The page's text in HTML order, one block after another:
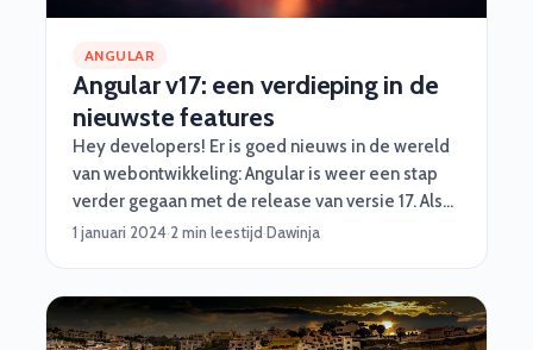
ANGULAR
Angular v17: een verdieping in de
nieuwste features
Hey developers! Er is goed nieuws in de wereld
van webontwikkeling: Angular is weer een stap
verder gegaan met de release van versie 17. Als
je al bekend bent met Angular, weet je dat het
nieuwste versie zijn er een aantal geweldige
verbeteringen die het leven van een ervaren
1 januari 2024·2 min leestijd·Dawinja